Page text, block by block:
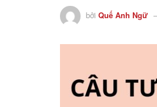
bởi Quế Anh Ngữ